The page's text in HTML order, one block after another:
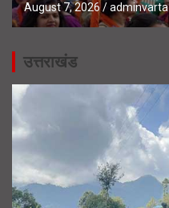
August 7, 2026 adminvarta
उत्तराखंड